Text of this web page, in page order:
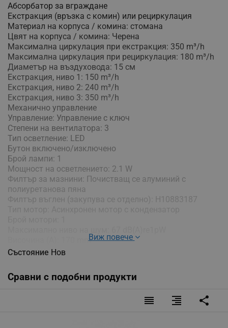
Абсорбатор за вграждане
Екстракция (връзка с комин) или рециркулация
Материал на корпуса / комина: стомана
Цвят на корпуса / комина: Черена
Максимална циркулация при екстракция: 350 m³/h
Максимална циркулация при рециркулация: 180 m³/h
Диаметър на въздуховода: 15 см
Екстракция, ниво 1: 150 m³/h
Екстракция, ниво 2: 240 m³/h
Екстракция, ниво 3: 350 m³/h
Механично управление
Управление: Управление с ключ
Степени на вентилатора: 3
Тип осветление: LED
Бутон включено/изключено
Брой лампи: 1
Мощност на осветлението: 2.1 W
Филтър за мазнини: Почистващ се алуминий с
полиуретанова пяна
Филтър въглен (закупува се отделно): H10883187
Височина (А): 170 mm
Годишна консумация на енергия: 48.4 кВт/ч
Тегло нето: 6.8 кг
Виж повече
Състояние Нов
Сравни с подобни продукти
reorder format_align_right share